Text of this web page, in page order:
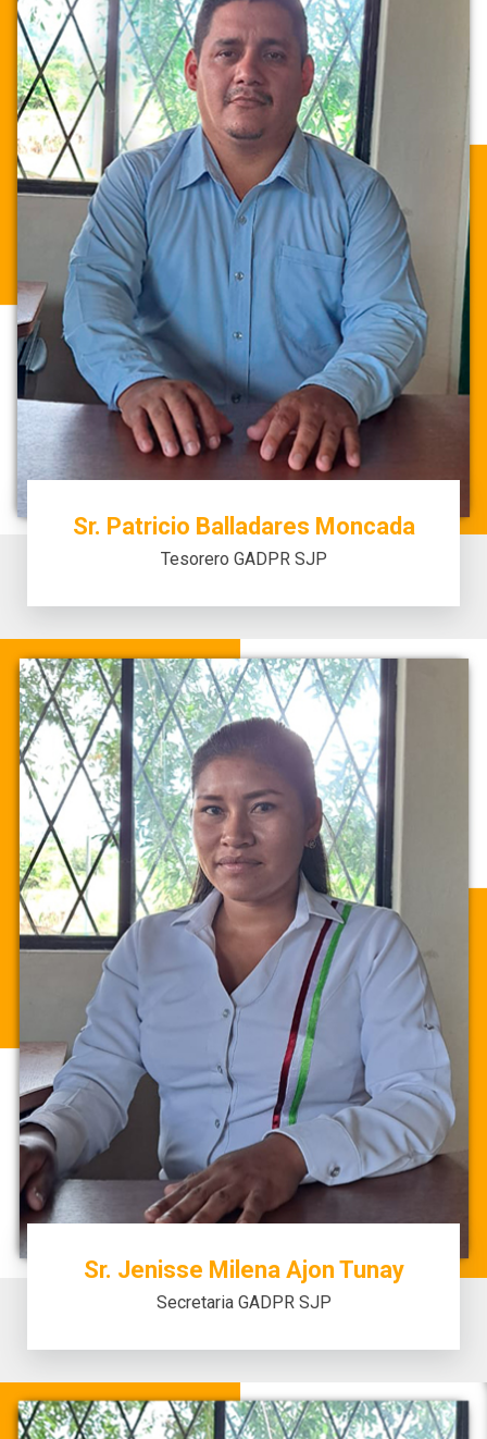
Sr. Patricio Balladares Moncada
Tesorero GADPR SJP
Sr. Jenisse Milena Ajon Tunay
Secretaria GADPR SJP